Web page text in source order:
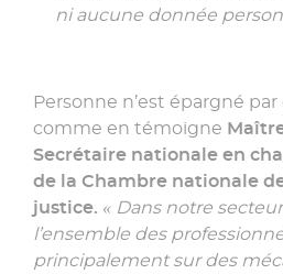
ni aucune donnée
Personne n’est épargné
comme en témoigne
Secrétaire nationale en
de la Chambre nationale
justice. « Dans notre
l’ensemble des
principalement sur des